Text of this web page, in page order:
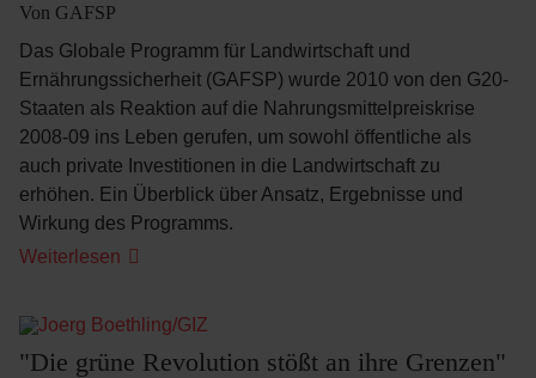
Von GAFSP
Das Globale Programm für Landwirtschaft und
Ernährungssicherheit (GAFSP) wurde 2010 von den G20-
Staaten als Reaktion auf die Nahrungsmittelpreiskrise
2008-09 ins Leben gerufen, um sowohl öffentliche als
auch private Investitionen in die Landwirtschaft zu
erhöhen. Ein Überblick über Ansatz, Ergebnisse und
Wirkung des Programms.
Weiterlesen Eine
Kampf
gegen
Hunger
"Die grüne Revolution stößt an ihre Grenzen"